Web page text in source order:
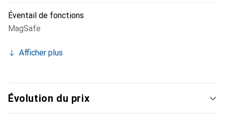
Éventail de fonctions
MagSafe
Afficher plus
Évolution du prix